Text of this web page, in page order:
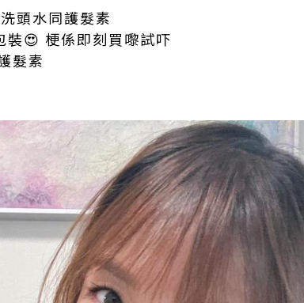
頭水同護髮素
裝😍 梗係即刻買嚟試吓
髮素